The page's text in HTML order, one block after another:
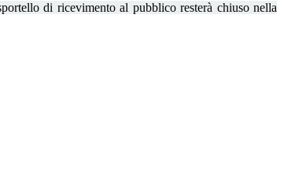
di ricevimento al pubblico resterà chiuso nella